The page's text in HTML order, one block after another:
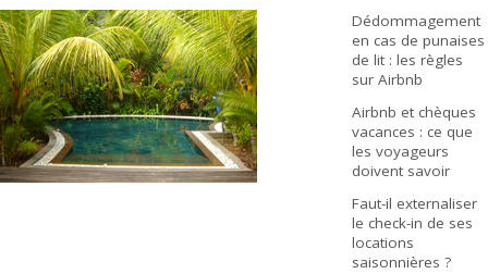
Dédommagement
en cas de punaises
de lit : les règles
sur Airbnb
Airbnb et chèques
vacances : ce que
les voyageurs
doivent savoir
Faut-il externaliser
le check-in de ses
locations
saisonnières ?